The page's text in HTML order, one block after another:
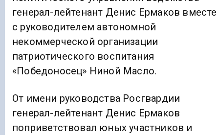
генерал-лейтенант Денис Ермаков вместе
с руководителем автономной
некоммерческой организации
патриотического воспитания
«Победоносец» Ниной Масло.
От имени руководства Росгвардии
генерал-лейтенант Денис Ермаков
поприветствовал юных участников и